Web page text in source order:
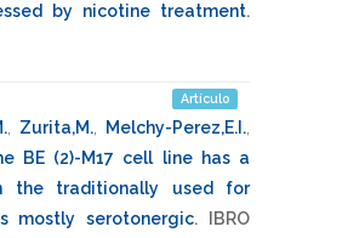
by nicotine treatment.
Artículo
Zurita,M. Melchy-Perez,E.I.
BE (2)-M17 cell line has a
the traditionally used for
mostly serotonergic.
IBRO